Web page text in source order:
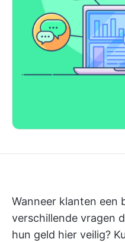
Wanneer klanten een
verschillende vragen
hun geld hier veilig?